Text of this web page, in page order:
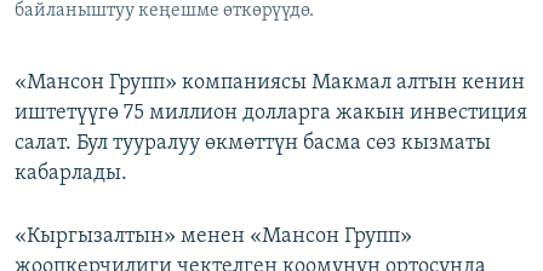
байланыштуу кеңешме өткөрүүдө.
«Мансон Групп» компаниясы Макмал алтын кенин
иштетүүгө 75 миллион долларга жакын инвестиция
салат. Бул тууралуу өкмөттүн басма сөз кызматы
кабарлады.
«Кыргызалтын» менен «Мансон Групп»